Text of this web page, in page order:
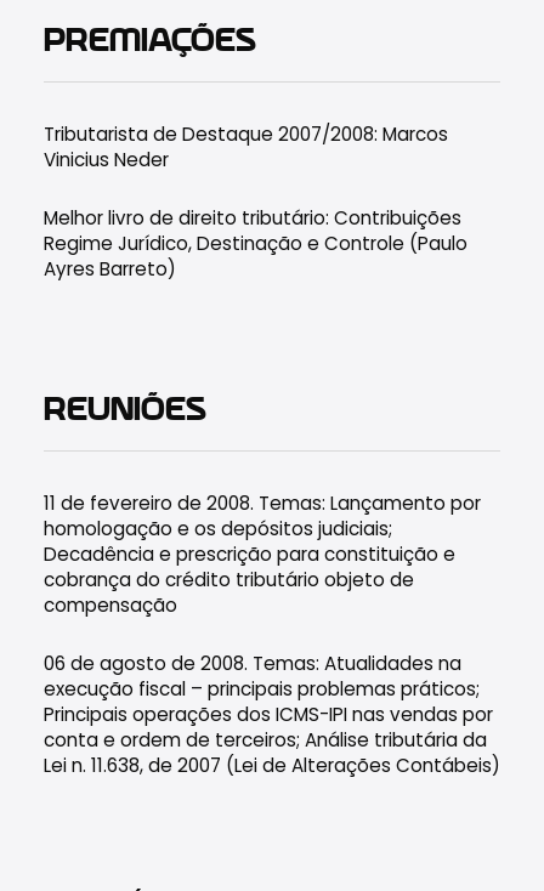
PREMIAÇÕES
Tributarista de Destaque 2007/2008: Marcos
Vinicius Neder
Melhor livro de direito tributário: Contribuições
Regime Jurídico, Destinação e Controle (Paulo
Ayres Barreto)
REUNIÕES
11 de fevereiro de 2008. Temas: Lançamento por
homologação e os depósitos judiciais;
Decadência e prescrição para constituição e
cobrança do crédito tributário objeto de
compensação
06 de agosto de 2008. Temas: Atualidades na
execução fiscal – principais problemas práticos;
Principais operações dos ICMS-IPI nas vendas por
conta e ordem de terceiros; Análise tributária da
Lei n. 11.638, de 2007 (Lei de Alterações Contábeis)